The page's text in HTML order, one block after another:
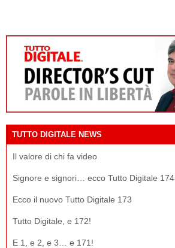
TUTTO DIGITALE NEWS
Il valore di chi fa video
Signore e signori… ecco Tutto Digitale 174
Ecco il nuovo Tutto Digitale 173
Tutto Digitale, e 172!
E 1, e 2, e 3… e 171!